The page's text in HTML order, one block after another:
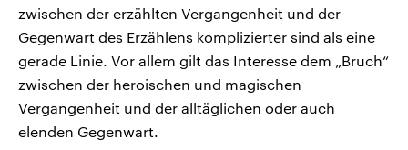
zwischen der erzählten Vergangenheit und der
Gegenwart des Erzählens komplizierter sind als eine
gerade Linie. Vor allem gilt das Interesse dem „Bruch“
zwischen der heroischen und magischen
Vergangenheit und der alltäglichen oder auch
elenden Gegenwart.